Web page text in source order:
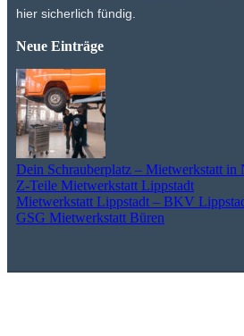
hier sicherlich fündig.
Neue Einträge
Dein Schrauberplatz – Mietwerkstatt in
Z-Teile Mietwerkstatt Lippstadt
Mietwerkstatt Lippstadt – BKV
GSG Mietwerkstatt Büren